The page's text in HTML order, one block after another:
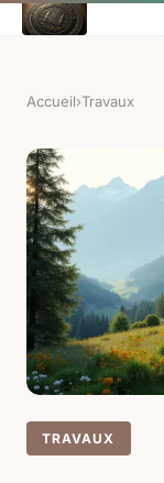
Accueil›Travaux
TRAVAUX